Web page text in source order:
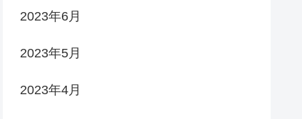
2023年6月
2023年5月
2023年4月